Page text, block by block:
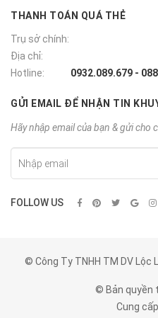
THANH TOÁN QUÁ THẺ
Trụ sở chính:
Địa chỉ:
Hotline:
0932.089.679 -
GỬI EMAIL ĐỂ NHẬN TIN
Hãy nhập email của bạn & gửi cho
FOLLOW US
© Công Ty TNHH TM DV Lộc
© Bản quyền
Cung